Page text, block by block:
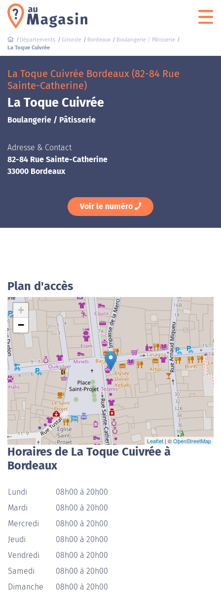
Départements Gironde Bordeaux
Boulangerie / Pâtisserie
La Toque Cuivrée
La Toque Cuivrée Bordeaux (82-84 Rue
Sainte-Catherine)
La Toque Cuivrée
Boulangerie / Pâtisserie
Adresse & Contact
82-84 Rue Sainte-Catherine
33000 Bordeaux
Voir le numéro
Plan d'accès
+
−
Leaflet | ©OpenStreetMap
Horaires de La Toque Cuivrée à
Bordeaux
Lundi
08h00 à 20h00
Mardi
08h00 à 20h00
Mercredi
08h00 à 20h00
Jeudi
08h00 à 20h00
Vendredi
08h00 à 20h00
Samedi
08h00 à 20h00
Dimanche
08h00 à 20h00